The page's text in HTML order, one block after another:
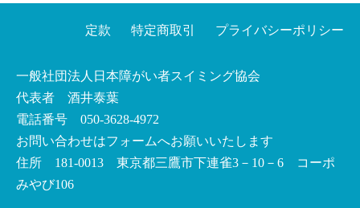
一般社団法人日本障がい者スイミング協会
代表者 酒井泰葉
電話番号 050-3628-4972
お問い合わせはフォームへお願いいたします
住所 181-0013 東京都三鷹市下連雀3－10－6 コーポ
みやび106
定款 特定商取引 プライバシーポリシー